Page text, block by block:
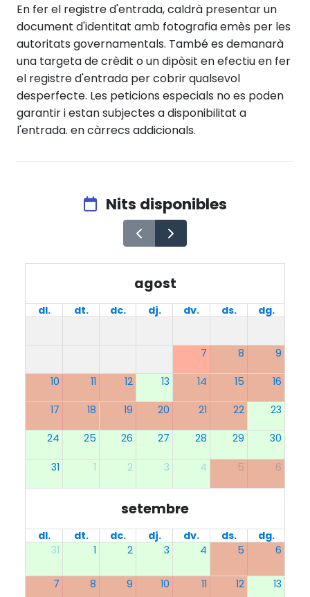
En fer el registre d'entrada, caldrà presentar un
document d'identitat amb fotografia emès per les
autoritats governamentals. També es demanarà
una targeta de crèdit o un dipòsit en efectiu en fer
el registre d'entrada per cobrir qualsevol
desperfecte. Les peticions especials no es poden
garantir i estan subjectes a disponibilitat a
l'entrada. en càrrecs addicionals.
Nits disponibles
agost
dl. dt. dc. dj. dv. ds. dg.
7 8 9
10 11 12 13 14 15 16
17 18 19 20 21 22 23
24 25 26 27 28 29 30
31 1 2 3 4 5 6
setembre
dl. dt. dc. dj. dv. ds.
dg.
31
1 2 3 4 5 6
7 8 9 10 11 12 13